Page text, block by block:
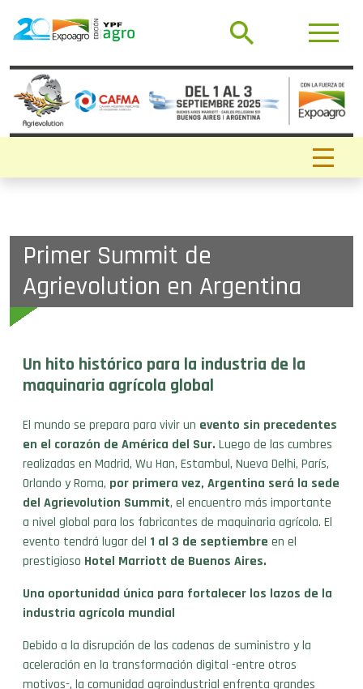
Primer Summit de
Agrievolution en Argentina
Un hito histórico para la industria de la
maquinaria agrícola global
El mundo se prepara para vivir un evento sin precedentes
en el corazón de América del Sur. Luego de las cumbres
realizadas en Madrid, Wu Han, Estambul, Nueva Delhi, París,
Orlando y Roma, por primera vez, Argentina será la sede
del Agrievolution Summit, el encuentro más importante
a nivel global para los fabricantes de maquinaria agrícola. El
evento tendrá lugar del 1 al 3 de septiembre en el
prestigioso Hotel Marriott de Buenos Aires.
Una oportunidad única para fortalecer los lazos de la
industria agrícola mundial
Debido a la disrupción de las cadenas de suministro y la
aceleración en la transformación digital -entre otros
motivos-, la comunidad agroindustrial enfrenta grandes